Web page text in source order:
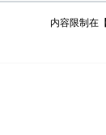
内容限制在